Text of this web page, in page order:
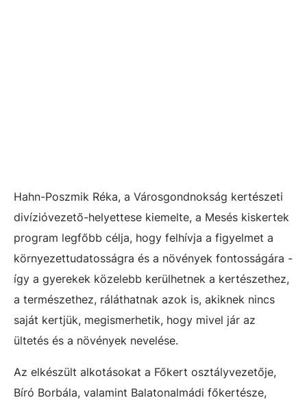
Hahn-Poszmik Réka, a Városgondnokság kertészeti
divízióvezető-helyettese kiemelte, a Mesés kiskertek
program legfőbb célja, hogy felhívja a figyelmet a
környezettudatosságra és a növények fontosságára -
így a gyerekek közelebb kerülhetnek a kertészethez,
a természethez, ráláthatnak azok is, akiknek nincs
saját kertjük, megismerhetik, hogy mivel jár az
ültetés és a növények nevelése.
Az elkészült alkotásokat a Főkert osztályvezetője,
Bíró Borbála, valamint Balatonalmádi főkertésze,